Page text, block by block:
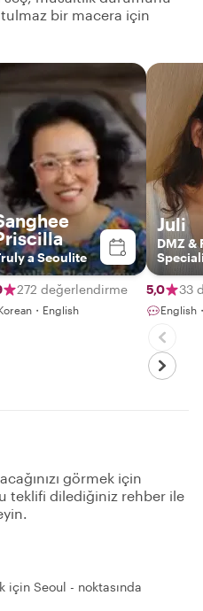
bir macera için
a Seoulite
272 değerlendirme
・English
Juli
DMZ &
5,0 33
English
görmek için
teklifi dilediğiniz rehber ile
için Seoul - noktasında